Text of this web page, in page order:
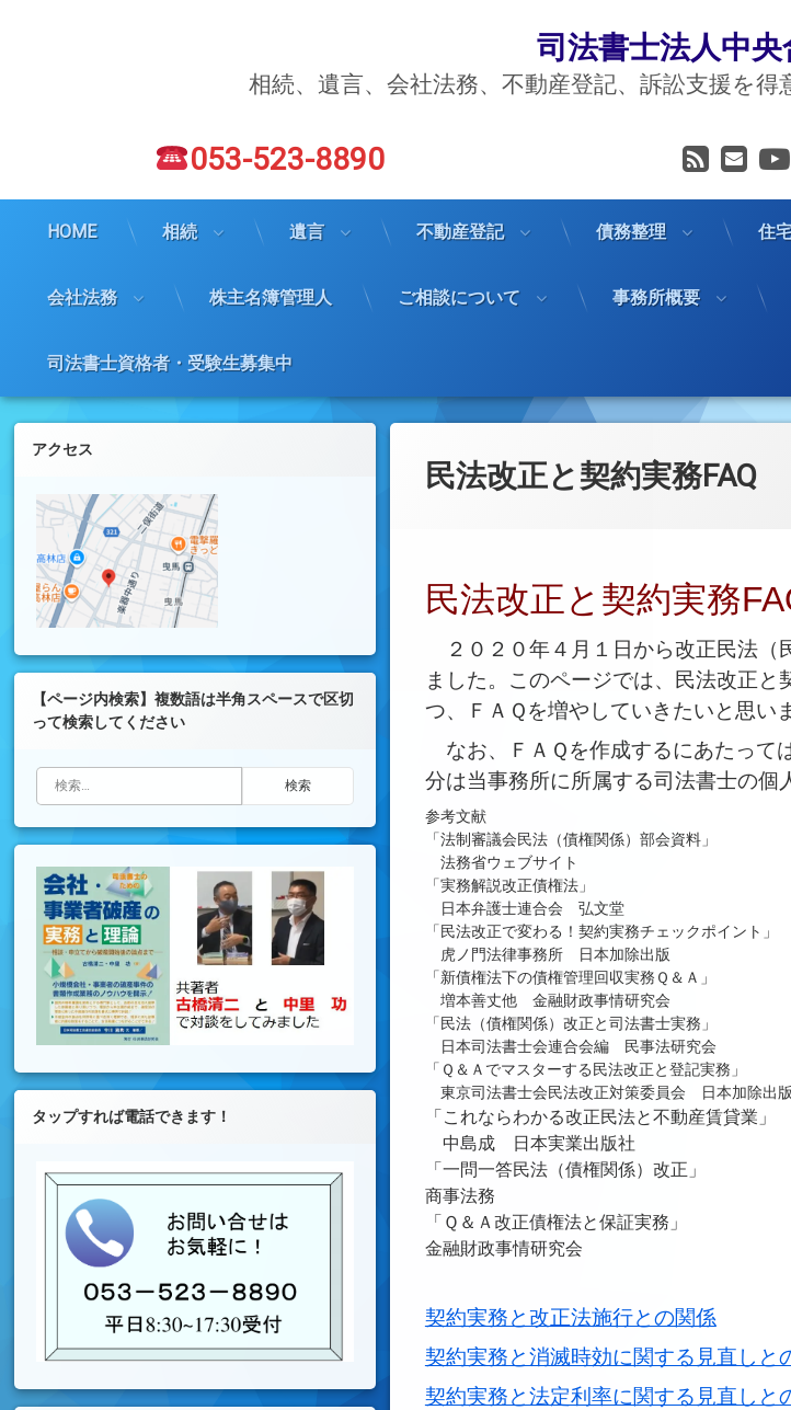
司法書士法人中
相続、遺言、会社法務、不動産登記、訴訟支援を得
電話番号:
053-523-8890 RSS
メ
HOME 相続 遺言 不動産登記 債務整理 住
会社法務 株主名簿管理人 ご相談について 事務所概要
司法書士資格者・受験生募集中
民法改正と契約実務FAQ
民法改正と契約実務
２０２０年４月１日から改正民法（
ました。このページでは、民法改正
つ、ＦＡＱを増やしていきたいと思い
なお、ＦＡＱを作成するにあたって
分は当事務所に所属する司法書士の個
参考文献
「法制審議会民法（債権関係）部会資料」
法務省ウェブサイト
「実務解説改正債権法」
日本弁護士連合会 弘文堂
「民法改正で変わる！契約実務チェックポイント」
虎ノ門法律事務所 日本加除出版
「新債権法下の債権管理回収実務Ｑ＆Ａ」
増本善丈他 金融財政事情研究会
「民法（債権関係）改正と司法書士実務」
日本司法書士会連合会編 民事法研究会
「Ｑ＆Ａでマスターする民法改正と登記実務」
東京司法書士会民法改正対策委員会 日本加除出版
「これならわかる改正民法と不動産賃貸業」
中島成 日本実業出版社
「一問一答民法（債権関係）改正」
商事法務
「Ｑ＆Ａ改正債権法と保証実務」
金融財政事情研究会
契約実務と改正法施行との関係
契約実務と消滅時効に関する見直しと
契約実務と法定利率に関する見直しと
左サイドバー
アクセス
【ページ内検索】複数語は半角スペースで区切
って検索してください
検索:
タップすれば電話できます！